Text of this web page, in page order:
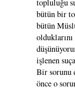
topluluğu
bütün bir
bütün
işlenen
Bir sorunu
önce o